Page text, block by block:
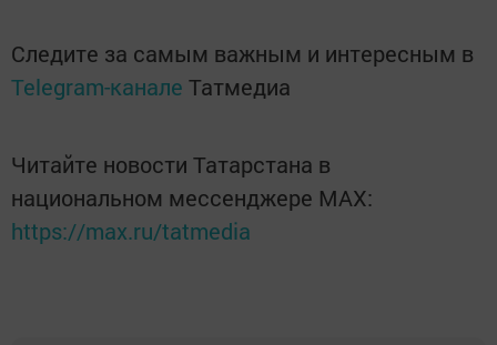
Следите за самым важным и интересным в
Telegram-канале Татмедиа
Читайте новости Татарстана в
национальном мессенджере MАХ:
https://max.ru/tatmedia